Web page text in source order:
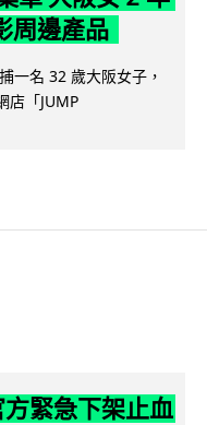
周邊產品
一名 32 歲大阪女子，
店「JUMP
緊急下架止血